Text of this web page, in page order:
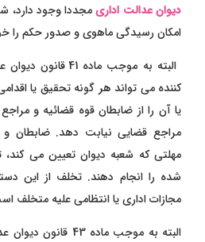
دیوان عدالت اداریمجددا وجود دارد،
امکان رسیدگی ماهوی و صدور حکم را
البته به موجب ماده
کننده می تواند هر گونه تحقیق یا
یا آن را از ضابطان قوه قضائیه و
مراجع قضایی نیابت دهد. ضابطان و
مهلتی که شعبه دیوان تعیین می کند،
شده را انجام دهند. تخلف از این
مجازات اداری یا انتظامی علیه متخلف
البته به موجب ماده